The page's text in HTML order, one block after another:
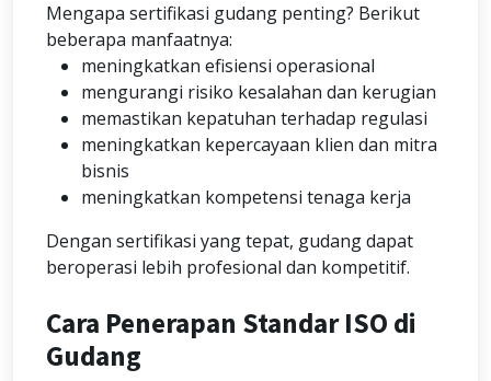
Mengapa sertifikasi gudang penting? Berikut
beberapa manfaatnya:
meningkatkan efisiensi operasional
mengurangi risiko kesalahan dan kerugian
memastikan kepatuhan terhadap regulasi
meningkatkan kepercayaan klien dan mitra
bisnis
meningkatkan kompetensi tenaga kerja
Dengan sertifikasi yang tepat, gudang dapat
beroperasi lebih profesional dan kompetitif.
Cara Penerapan Standar ISO di
Gudang